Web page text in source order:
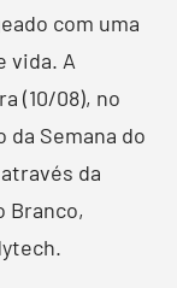
com uma
vida. A
(10/08), no
da Semana do
da
Branco,